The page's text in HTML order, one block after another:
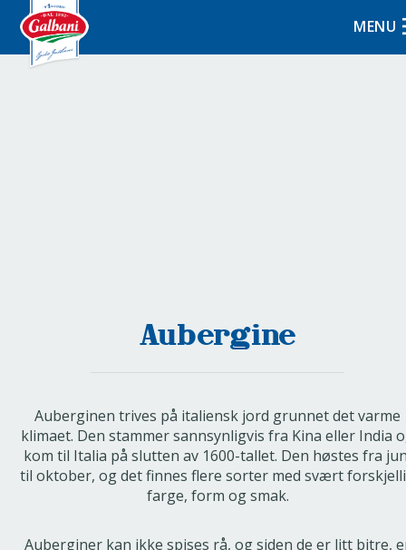
MENU
Aubergine
Auberginen trives på italiensk jord grunnet det varme
klimaet. Den stammer sannsynligvis fra Kina eller India
kom til Italia på slutten av 1600-tallet. Den høstes fra
til oktober, og det finnes flere sorter med svært
farge, form og smak.
Auberginer kan ikke spises rå, og siden de er litt bitre,